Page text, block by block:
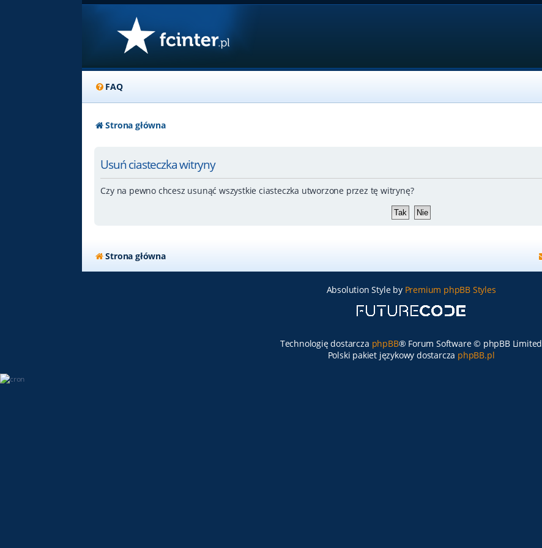
FAQ
Strona główna
Usuń ciasteczka witryny
Czy na pewno chcesz usunąć wszystkie ciasteczka utworzone przez tę witrynę?
Strona główna
Absolution Style by Premium phpBB Styles
Technologię dostarcza phpBB® Forum Software © phpBB Limited
Polski pakiet językowy dostarcza phpBB.pl